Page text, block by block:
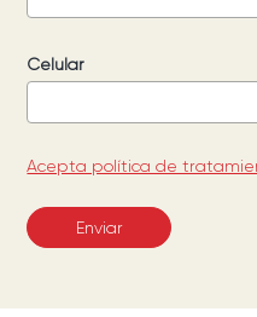
Celular
Acepta política de